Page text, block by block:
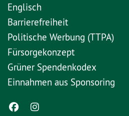
Englisch
Barrierefreiheit
Politische Werbung (TTPA)
Fürsorgekonzept
Grüner Spendenkodex
Einnahmen aus Sponsoring